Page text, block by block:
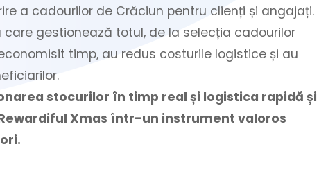
a cadourilor de Crăciun pentru clienți și angajați.
gestionează totul, de la selecția cadourilor
timp, au redus costurile logistice și au
stocurilor în timp real și logistica rapidă și
Xmas într-un instrument valoros